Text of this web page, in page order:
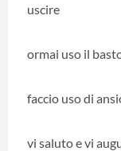
uscire
ormai uso il
faccio uso di
vi saluto e vi